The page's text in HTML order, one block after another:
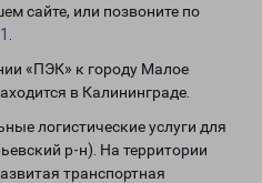
сайте, или позвоните по
«ПЭК» к городу Малое
в Калининграде.
логистические услуги для
р-н). На территории
транспортная